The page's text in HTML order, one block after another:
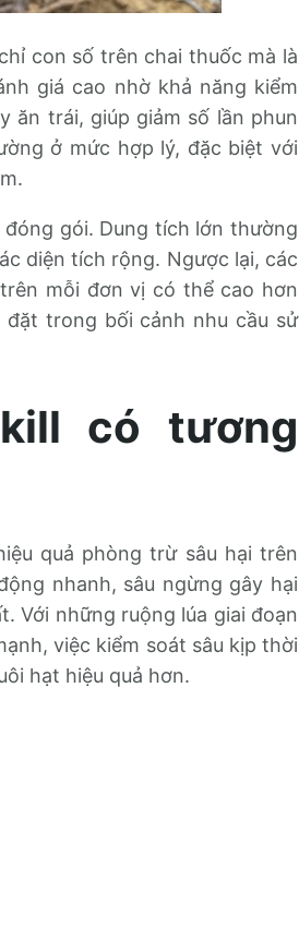
con số trên chai thuốc mà là
giá cao nhờ khả năng kiểm
ăn trái, giúp giảm số lần phun
ở mức hợp lý, đặc biệt với
gói. Dung tích lớn thường
diện tích rộng. Ngược lại, các
mỗi đơn vị có thể cao hơn
trong bối cảnh nhu cầu sử
có tương
quả phòng trừ sâu hại trên
nhanh, sâu ngừng gây hại
Với những ruộng lúa giai đoạn
việc kiểm soát sâu kịp thời
hạt hiệu quả hơn.